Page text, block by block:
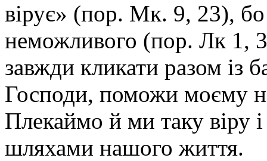
вірує» (пор. Мк. 9, 23), бо
неможливого (пор. Лк 1,
завжди кликати разом із
Господи, поможи моєму
Плекаймо й ми таку віру
шляхами нашого життя.